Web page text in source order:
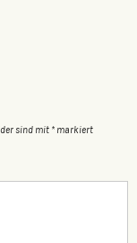
sind mit * markiert